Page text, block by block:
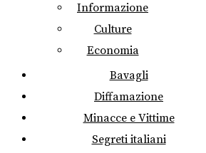
Informazione
Culture
Economia
Bavagli
Diffamazione
Minacce e Vittime
Segreti italiani